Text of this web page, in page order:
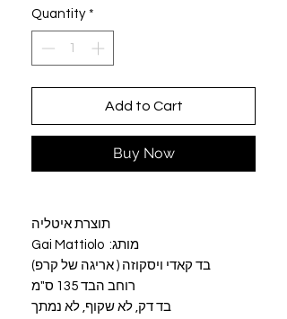
Quantity *
Add to Cart
Buy Now
תוצרת איטליה
מותג: Gai Mattiolo
בד קאדי ויסקוזה ( אריגה של קרפ)
רוחב הבד 135 ס"מ
בד דק, לא שקוף, לא נמתך